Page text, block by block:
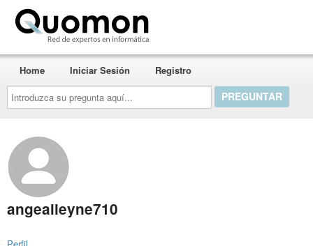
Introduzca
su
pregunta
aquí...
Home Iniciar Sesión Registro
angealleyne710